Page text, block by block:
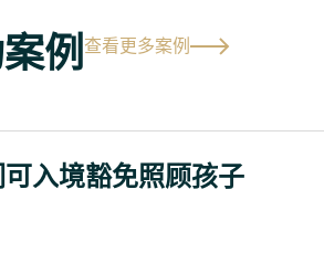
例查看更多案例
入境豁免照顾孩子